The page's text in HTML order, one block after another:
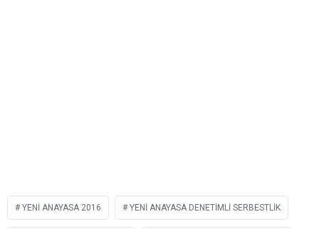
YENI ANAYASA 2016 YENI ANAYASA DENETIMLI SERBESTLIK